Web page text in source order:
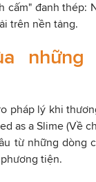
cấm" đanh thép:
trên nền tảng.
những
pháp lý khi
as a Slime (Về
từ những dòng
tiện.